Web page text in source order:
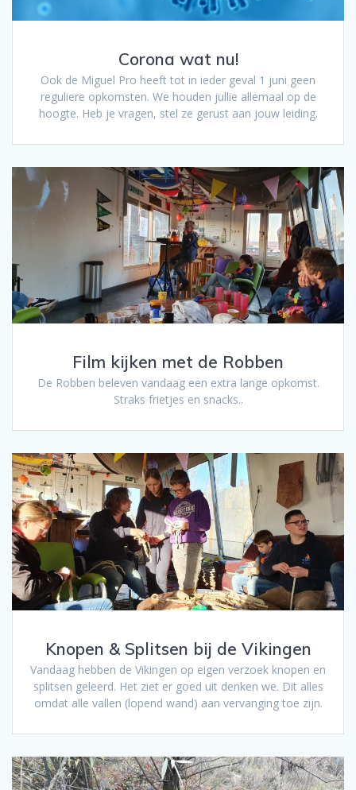
Corona wat nu!
Ook de Miguel Pro heeft tot in ieder geval 1 juni geen
reguliere opkomsten. We houden jullie allemaal op de
hoogte. Heb je vragen, stel ze gerust aan jouw leiding.
Film kijken met de Robben
De Robben beleven vandaag een extra lange opkomst.
Straks frietjes en snacks..
Knopen & Splitsen bij de Vikingen
Vandaag hebben de Vikingen op eigen verzoek knopen en
splitsen geleerd. Het ziet er goed uit denken we. Dit alles
omdat alle vallen (lopend wand) aan vervanging toe zijn.